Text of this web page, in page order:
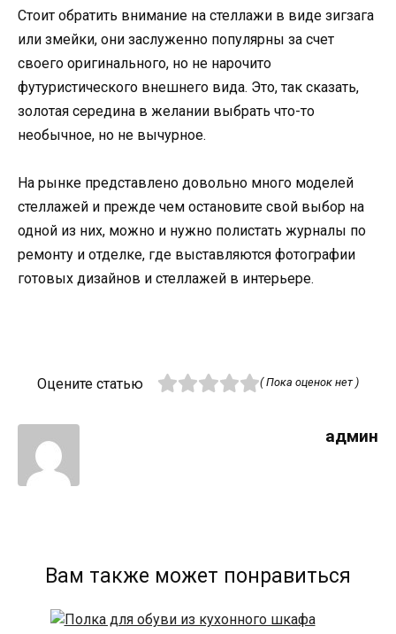
Стоит обратить внимание на стеллажи в виде зигзага
или змейки, они заслуженно популярны за счет
своего оригинального, но не нарочито
футуристического внешнего вида. Это, так сказать,
золотая середина в желании выбрать что-то
необычное, но не вычурное.
На рынке представлено довольно много моделей
стеллажей и прежде чем остановите свой выбор на
одной из них, можно и нужно полистать журналы по
ремонту и отделке, где выставляются фотографии
готовых дизайнов и стеллажей в интерьере.
Оцените статью ( Пока оценок нет )
админ
Вам также может понравиться